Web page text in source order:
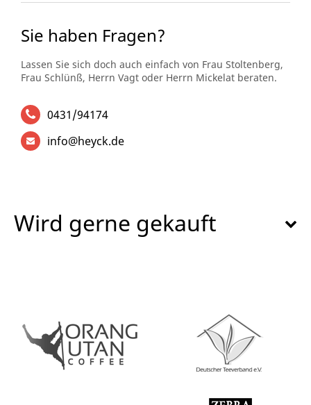
Sie haben Fragen?
Lassen Sie sich doch auch einfach von Frau Stoltenberg,
Frau Schlünß, Herrn Vagt oder Herrn Mickelat beraten.
0431/94174
info@heyck.de
Wird gerne gekauft